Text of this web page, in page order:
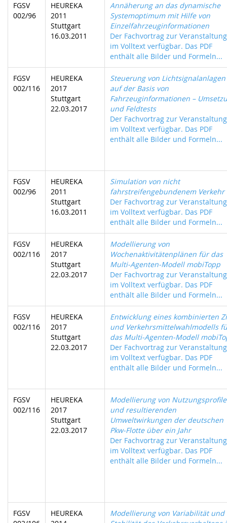
FGSV
002/96
HEUREKA
2011
Stuttgart
16.03.2011
Annäherung an das dynamische
Systemoptimum mit Hilfe von
Einzelfahrzeuginformationen
Der Fachvortrag zur
im Volltext verfügbar. Das PDF
enthält alle Bilder und Formeln...
FGSV
002/116
HEUREKA
2017
Stuttgart
22.03.2017
Steuerung von Lichtsignalanlagen
auf der Basis von
Fahrzeuginformationen –
und Feldtests
Der Fachvortrag zur
im Volltext verfügbar. Das PDF
enthält alle Bilder und Formeln...
FGSV
002/96
HEUREKA
2011
Stuttgart
16.03.2011
Simulation von nicht
fahrstreifengebundenem Verkehr
Der Fachvortrag zur
im Volltext verfügbar. Das PDF
enthält alle Bilder und Formeln...
FGSV
002/116
HEUREKA
2017
Stuttgart
22.03.2017
Modellierung von
Wochenaktivitätenplänen für das
Multi-Agenten-Modell mobiTopp
Der Fachvortrag zur
im Volltext verfügbar. Das PDF
enthält alle Bilder und Formeln...
FGSV
002/116
HEUREKA
2017
Stuttgart
22.03.2017
Entwicklung eines kombinierten
und Verkehrsmittelwahlmodells
das Multi-Agenten-Modell
Der Fachvortrag zur
im Volltext verfügbar. Das PDF
enthält alle Bilder und Formeln...
FGSV
002/116
HEUREKA
2017
Stuttgart
22.03.2017
Modellierung von
und resultierenden
Umweltwirkungen der deutschen
Pkw-Flotte über ein Jahr
Der Fachvortrag zur
im Volltext verfügbar. Das PDF
enthält alle Bilder und Formeln...
FGSV
HEUREKA
Modellierung von Variabilität und